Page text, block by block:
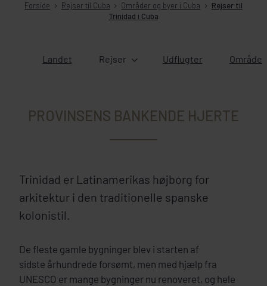
Forside Rejser til Cuba Områder og byer i Cuba
Rejser til
Trinidad i Cuba
Landet Rejser Udflugter
PROVINSENS BANKENDE HJERTE
Trinidad er Latinamerikas højborg for
arkitektur i den traditionelle spanske
kolonistil.
De fleste gamle bygninger blev i starten af
sidste århundrede forsømt, men med hjælp fra
UNESCO er mange bygninger nu renoveret, og hele